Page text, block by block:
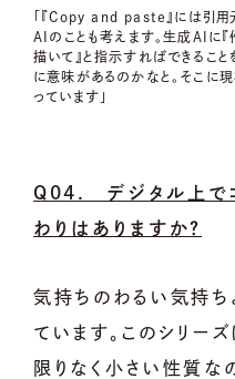
「『Copy and paste』には引
AIのことも考えます。生成AIに
描いて』と指示すればできること
に意味があるのかなと。そこに
っています」
Q04. デジタル上で
わりはありますか？
気持ちのわるい気持ち
ています。このシリー
限りなく小さい性質な